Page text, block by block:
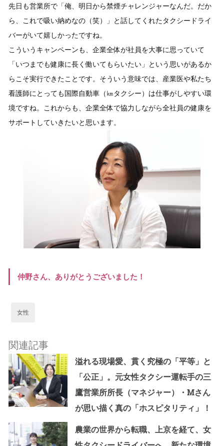
先日も営業所で「俺、明日から禁煙チャレンジャーなんだ。だか
ら、これで吸い納めなの（笑）」と話してくれたタクシードライ
バーがいて嬉しかったですね。
こういうキャンペーンも、企業全体が社員を大事に思っていて
「いつまでも健康に長く働いてもらいたい」という思いがあるか
らこそ実行できたことです。そういう意味では、産業医や私たち
看護師にとっても国際自動車（㎞タクシー）は仕事がしやすい環
境ですね。これからも、企業全体で協力しながら全社員の健康を
サポートしていきたいと思います。
仲野さん、ありがとうございました！
女性
関連記事
溢れる現場愛、貫く究極の「平等」と
「公正」。元女性タクシー運転手の三
鷹営業所所長（マネジャー）・Мさん
が思い描く真の「ホスピタリティ」！
農業の世界から転職、上京を経て、女